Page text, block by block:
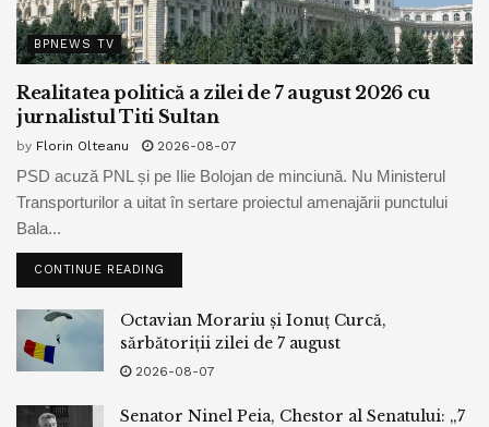
BPNEWS TV
Realitatea politică a zilei de 7 august 2026 cu
jurnalistul Titi Sultan
by Florin Olteanu 2026-08-07
PSD acuză PNL și pe Ilie Bolojan de minciună. Nu Ministerul
Transporturilor a uitat în sertare proiectul amenajării punctului
Bala...
CONTINUE READING
Octavian Morariu și Ionuț Curcă,
sărbătoriții zilei de 7 august
2026-08-07
Senator Ninel Peia, Chestor al Senatului: „7